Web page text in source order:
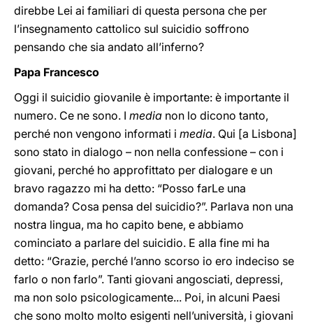
direbbe Lei ai familiari di questa persona che per
l’insegnamento cattolico sul suicidio soffrono
pensando che sia andato all’inferno?
Papa Francesco
Oggi il suicidio giovanile è importante: è importante il
numero. Ce ne sono. I media non lo dicono tanto,
perché non vengono informati i media. Qui [a Lisbona]
sono stato in dialogo – non nella confessione – con i
giovani, perché ho approfittato per dialogare e un
bravo ragazzo mi ha detto: “Posso farLe una
domanda? Cosa pensa del suicidio?”. Parlava non una
nostra lingua, ma ho capito bene, e abbiamo
cominciato a parlare del suicidio. E alla fine mi ha
detto: “Grazie, perché l’anno scorso io ero indeciso se
farlo o non farlo”. Tanti giovani angosciati, depressi,
ma non solo psicologicamente... Poi, in alcuni Paesi
che sono molto molto esigenti nell’università, i giovani